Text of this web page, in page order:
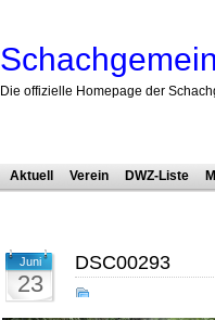
Die offizielle Homepage der
Aktuell Verein DWZ-Liste
Juni
23
DSC00293